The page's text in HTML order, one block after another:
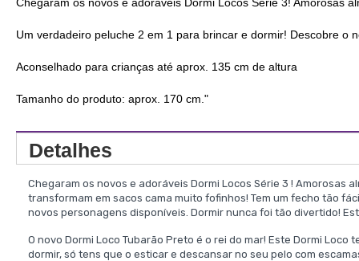
Um verdadeiro peluche 2 em 1 para brincar e dormir! Descobre o
Aconselhado para crianças até aprox. 135 cm de altura
Tamanho do produto: aprox. 170 cm."
Detalhes
Chegaram os novos e adoráveis Dormi Locos Série 3 ! Amorosas
transformam em sacos cama muito fofinhos! Tem um fecho tão
novos personagens disponíveis. Dormir nunca foi tão divertido!
O novo Dormi Loco Tubarão Preto é o rei do mar! Este Dormi
dormir, só tens que o esticar e descansar no seu pelo com